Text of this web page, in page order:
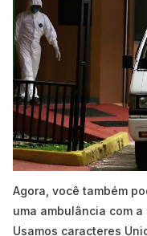
Agora, você também
uma ambulância com
Usamos caracteres